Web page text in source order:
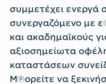
συμμετέχει ενεργά
συνεργαζόμενο με
και ακαδημαϊκούς
αξιοσημείωτα
καταστάσεων
Μπορείτε να